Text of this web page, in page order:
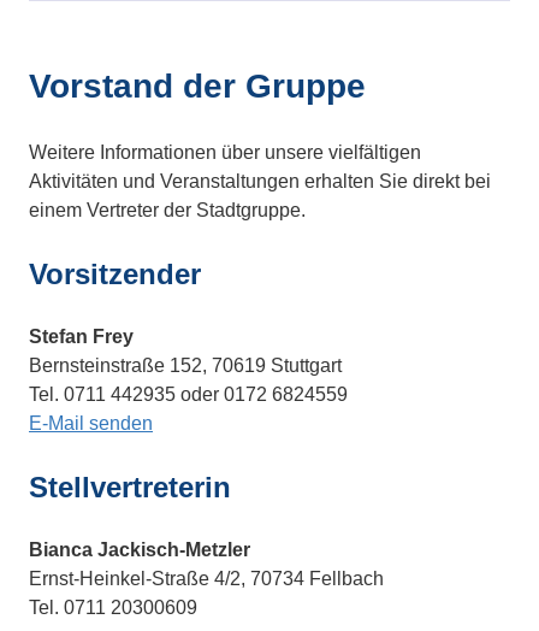
Vorstand der Gruppe
Weitere Informationen über unsere vielfältigen
Aktivitäten und Veranstaltungen erhalten Sie direkt bei
einem Vertreter der Stadtgruppe.
Vorsitzender
Stefan Frey
Bernsteinstraße 152, 70619 Stuttgart
Tel. 0711 442935 oder 0172 6824559
E-Mail senden
Stellvertreterin
Bianca Jackisch-Metzler
Ernst-Heinkel-Straße 4/2, 70734 Fellbach
Tel. 0711 20300609